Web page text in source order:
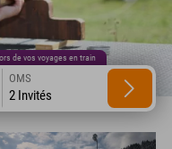
de vos voyages en train
OMS
2 Invités